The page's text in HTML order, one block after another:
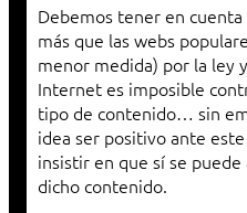
Debemos tener en
más que las webs
menor medida) por la ley
Internet es imposible
tipo de contenido… sin
idea ser positivo ante
insistir en que sí se
dicho contenido.